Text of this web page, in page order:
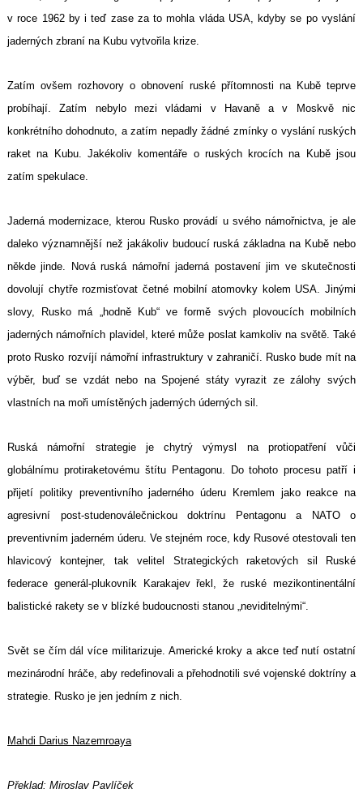
v roce 1962 by i teď zase za to mohla vláda USA, kdyby se po vyslání
jaderných zbraní na Kubu vytvořila krize.
Zatím ovšem rozhovory o obnovení ruské přítomnosti na Kubě teprve
probíhají. Zatím nebylo mezi vládami v Havaně a v Moskvě nic
konkrétního dohodnuto, a zatím nepadly žádné zmínky o vyslání ruských
raket na Kubu. Jakékoliv komentáře o ruských krocích na Kubě jsou
zatím spekulace.
Jaderná modernizace, kterou Rusko provádí u svého námořnictva, je ale
daleko významnější než jakákoliv budoucí ruská základna na Kubě nebo
někde jinde. Nová ruská námořní jaderná postavení jim ve skutečnosti
dovolují chytře rozmisťovat četné mobilní atomovky kolem USA. Jinými
slovy, Rusko má „hodně Kub“ ve formě svých plovoucích mobilních
jaderných námořních plavidel, které může poslat kamkoliv na světě. Také
proto Rusko rozvíjí námořní infrastruktury v zahraničí. Rusko bude mít na
výběr, buď se vzdát nebo na Spojené státy vyrazit ze zálohy svých
vlastních na moři umístěných jaderných úderných sil.
Ruská námořní strategie je chytrý výmysl na protiopatření vůči
globálnímu protiraketovému štítu Pentagonu. Do tohoto procesu patří i
přijetí politiky preventivního jaderného úderu Kremlem jako reakce na
agresivní post-studenoválečnickou doktrínu Pentagonu a NATO o
preventivním jaderném úderu. Ve stejném roce, kdy Rusové otestovali ten
hlavicový kontejner, tak velitel Strategických raketových sil Ruské
federace generál-plukovník Karakajev řekl, že ruské mezikontinentální
balistické rakety se v blízké budoucnosti stanou „neviditelnými“.
Svět se čím dál více militarizuje. Americké kroky a akce teď nutí ostatní
mezinárodní hráče, aby redefinovali a přehodnotili své vojenské doktríny a
strategie. Rusko je jen jedním z nich.
Mahdi Darius Nazemroaya
Překlad: Miroslav Pavlíček
Search